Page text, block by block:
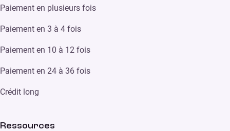
Paiement en plusieurs fois
Paiement en 3 à 4 fois
Paiement en 10 à 12 fois
Paiement en 24 à 36 fois
Crédit long
Ressources